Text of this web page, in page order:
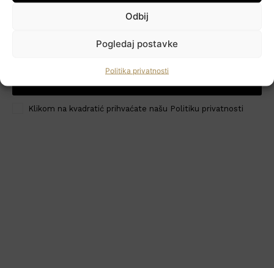
HoReCa PRO
Odbij
Pogledaj postavke
Politika privatnosti
Klikom na kvadratić prihvaćate našu Politiku privatnosti